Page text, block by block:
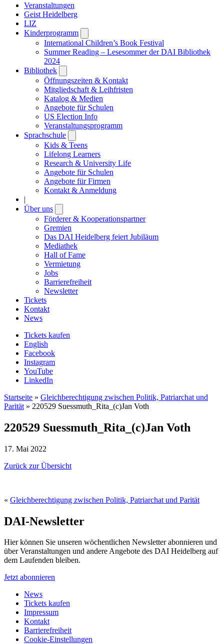
Veranstaltungen
Geist Heidelberg
LIZ
Kinderprogramm
submenu
International Children’s Book Festival
Summer Reading – Lesesommer der DAI Bibliothek
2024
Bibliothek
submenu
Öffnungszeiten & Kontakt
Mitgliedschaft & Leihfristen
Katalog & Medien
Angebote für Schulen
US Election Info
Veranstaltungsprogramm
Sprachschule
submenu
Kids & Teens
Lifelong Learners
Research & University Life
Angebote für Schulen
Angebote für Firmen
Kontakt & Anmeldung
|
Über uns
submenu
Förderer & Kooperationspartner
Gremien
Das DAI Heidelberg feiert Jubiläum
Mediathek
Hall of Fame
Vermietung
Jobs
Barrierefreiheit
Newsletter
Tickets
Kontakt
News
Tickets kaufen
English
Facebook
Instagram
YouTube
LinkedIn
Startseite » Gleichberechtigung zwischen Politik, Patriarchat und
Parität » 220529 Suessmuth_Rita_(c)Jan Voth
220529 Suessmuth_Rita_(c)Jan Voth
17. Mai 2022
Zurück zur Übersicht
« Gleichberechtigung zwischen Politik, Patriarchat und Parität
DAI-Newsletter
Hier können Sie unseren wöchentlichen Newsletter abonnieren und
über Veranstaltungen und andere Angebote des DAI Heidelberg auf
dem Laufenden bleiben.
Jetzt abonnieren
News
Tickets kaufen
Impressum
Kontakt
Barrierefreiheit
Cookie-Einstellungen